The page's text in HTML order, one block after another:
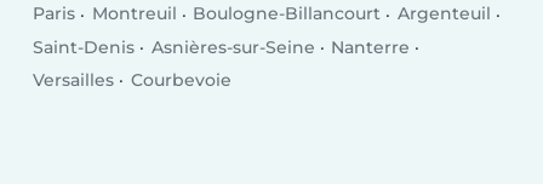
Paris Montreuil Boulogne-Billancourt
Argenteuil
Saint-Denis
Asnières-sur-Seine
Nanterre
Versailles
Courbevoie